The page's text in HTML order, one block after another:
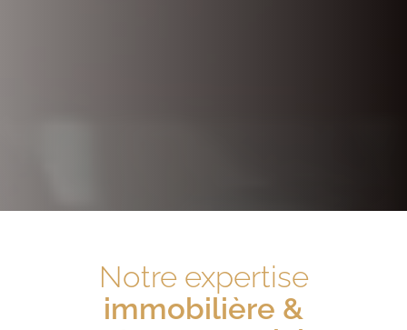
Notre expertise
immobilière &